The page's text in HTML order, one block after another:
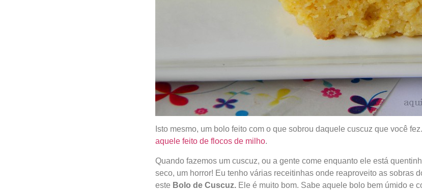
Isto mesmo, um bolo feito com o que sobrou daquele cuscuz que você
aquele feito de flocos de milho.
Quando fazemos um cuscuz, ou a gente come enquanto ele está
seco, um horror! Eu tenho várias receitinhas onde reaproveito as sobras
este Bolo de Cuscuz.Ele é muito bom. Sabe aquele bolo bem úmido e